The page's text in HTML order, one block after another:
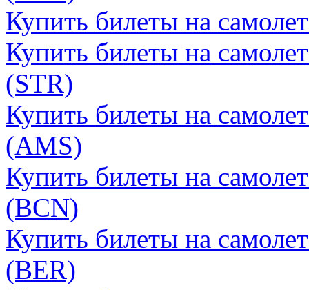
Купить билеты на
Купить билеты на
(STR)
Купить билеты на
(AMS)
Купить билеты на
(BCN)
Купить билеты на
(BER)